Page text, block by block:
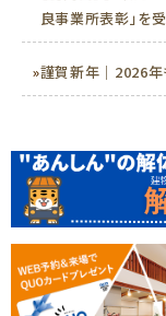
良事業所表彰」を
»謹賀新年｜2026年